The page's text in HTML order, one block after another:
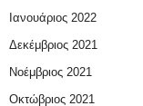
Ιανουάριος 2022
Δεκέμβριος 2021
Νοέμβριος 2021
Οκτώβριος 2021